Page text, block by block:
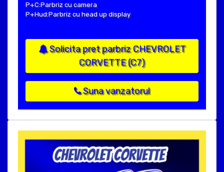
P+C:Parbriz cu camera
P+Hud:Parbriz cu head up display
Solicita pret parbriz CHEVROLET
CORVETTE (C7)
Suna vanzatorul